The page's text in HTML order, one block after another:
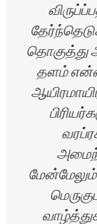
தொகுத்து
தளம்